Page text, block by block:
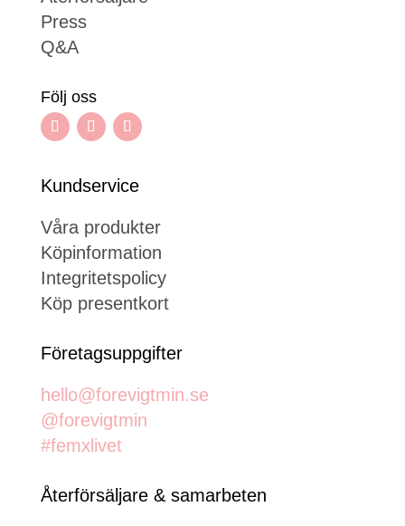
Press
Q&A
Följ oss
Kundservice
Våra produkter
Köpinformation
Integritetspolicy
Köp presentkort
Företagsuppgifter
hello@forevigtmin.se
@forevigtmin
#femxlivet
Återförsäljare & samarbeten